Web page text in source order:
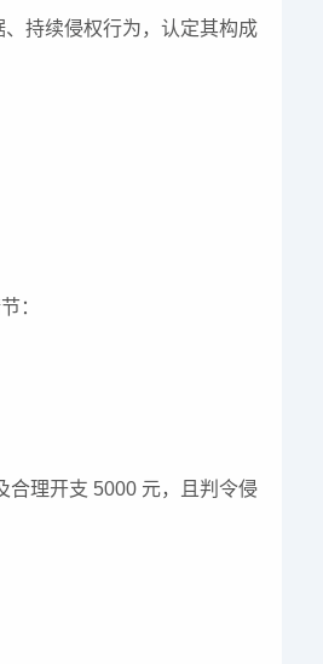
持续侵权行为，认定其构成
：
理开支 5000 元，且判令侵